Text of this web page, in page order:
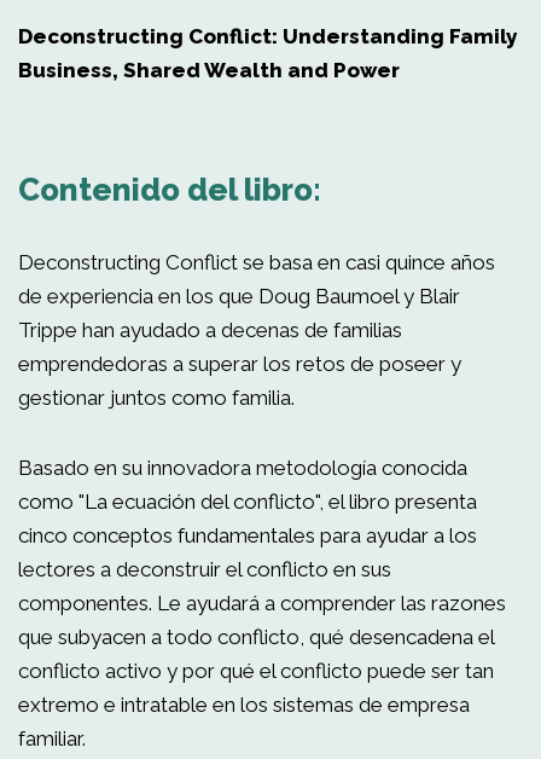
Deconstructing Conflict: Understanding Family
Business, Shared Wealth and Power
Contenido del libro:
Deconstructing Conflict se basa en casi quince años
de experiencia en los que Doug Baumoel y Blair
Trippe han ayudado a decenas de familias
emprendedoras a superar los retos de poseer y
gestionar juntos como familia.
Basado en su innovadora metodología conocida
como "La ecuación del conflicto", el libro presenta
cinco conceptos fundamentales para ayudar a los
lectores a deconstruir el conflicto en sus
componentes. Le ayudará a comprender las razones
que subyacen a todo conflicto, qué desencadena el
conflicto activo y por qué el conflicto puede ser tan
extremo e intratable en los sistemas de empresa
familiar.